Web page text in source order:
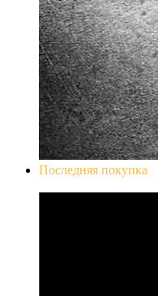
Последняя покупка